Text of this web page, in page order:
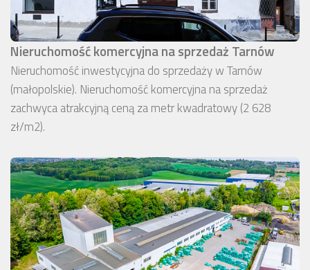
Nieruchomość komercyjna na sprzedaż Tarnów
Nieruchomość inwestycyjna do sprzedaży w Tarnów
(małopolskie). Nieruchomość komercyjna na sprzedaż
zachwyca atrakcyjną ceną za metr kwadratowy (2 628
zł/m2).